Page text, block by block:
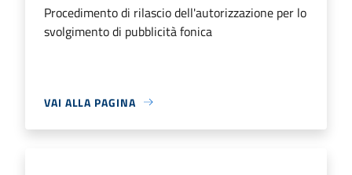
Procedimento di rilascio dell'autorizzazione per lo
svolgimento di pubblicità fonica
VAI ALLA PAGINA